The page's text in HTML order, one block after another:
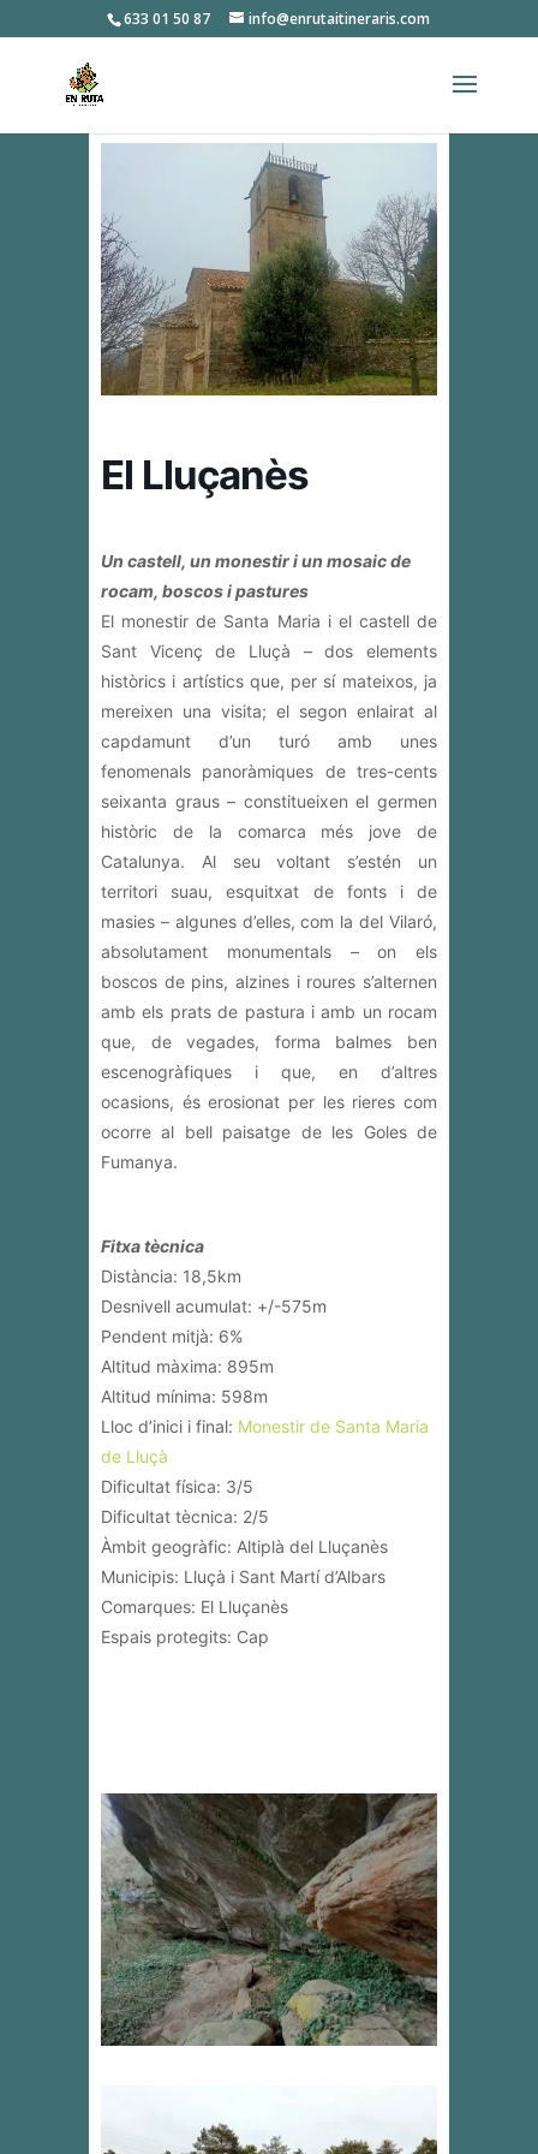
633 01 50 87 info@enrutaitineraris.com
El Lluçanès
Un castell, un monestir i un mosaic de
rocam, boscos i pastures
El monestir de Santa Maria i el castell de
Sant Vicenç de Lluçà – dos elements
històrics i artístics que, per sí mateixos, ja
mereixen una visita; el segon enlairat al
capdamunt d’un turó amb unes
fenomenals panoràmiques de tres-cents
seixanta graus – constitueixen el germen
històric de la comarca més jove de
Catalunya. Al seu voltant s’estén un
territori suau, esquitxat de fonts i de
masies – algunes d’elles, com la del Vilaró,
absolutament monumentals – on els
boscos de pins, alzines i roures s’alternen
amb els prats de pastura i amb un rocam
que, de vegades, forma balmes ben
escenogràfiques i que, en d’altres
ocasions, és erosionat per les rieres com
ocorre al bell paisatge de les Goles de
Fumanya.
Fitxa tècnica
Distància: 18,5km
Desnivell acumulat: +/-575m
Pendent mitjà: 6%
Altitud màxima: 895m
Altitud mínima: 598m
Lloc d’inici i final: Monestir de Santa Maria
de Lluçà
Dificultat física: 3/5
Dificultat tècnica: 2/5
Àmbit geogràfic: Altiplà del Lluçanès
Municipis: Lluçà i Sant Martí d’Albars
Comarques: El Lluçanès
Espais protegits: Cap